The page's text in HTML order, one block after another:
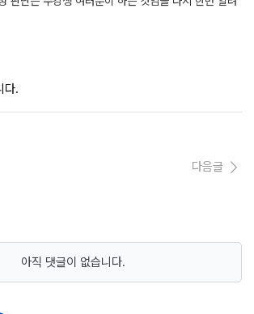
다.
다음글
아직 댓글이 없습니다.